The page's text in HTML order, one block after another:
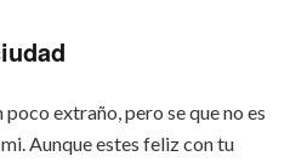
poco extraño, pero se que no es
Aunque estes feliz con tu